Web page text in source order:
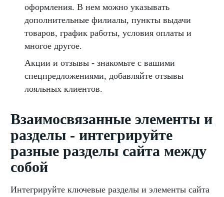
оформления. В нем можно указывать
дополнительные филиалы, пункты выдачи
товаров, график работы, условия оплаты и
многое другое.
Акции и отзывы - знакомьте с вашими
спецпредложениями, добавляйте отзывы
лояльных клиентов.
Взаимосвязанные элементы и
разделы - интегрируйте
разные разделы сайта между
собой
Интегрируйте ключевые разделы и элементы сайта